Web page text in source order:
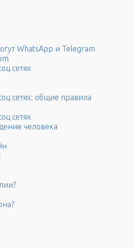
WhatsApp и Telegram
сетях
сетях: общие правила
сетях
человека